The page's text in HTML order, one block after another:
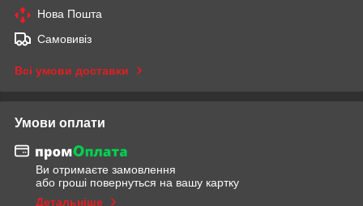
Нова Пошта
Самовивіз
Всі умови доставки
Умови оплати
Ви отримаєте замовлення
або гроші повернуться на вашу картку
Детальніше